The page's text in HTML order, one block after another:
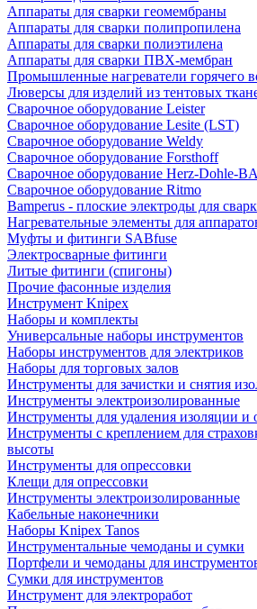
Аппараты для сварки геомембраны
Аппараты для сварки полипропилена
Аппараты для сварки полиэтилена
Аппараты для сварки ПВХ-мембран
Промышленные нагреватели горячего
Люверсы для изделий из тентовых
Сварочное оборудование Leister
Сварочное оборудование Lesite (LST)
Сварочное оборудование Weldy
Сварочное оборудование Forsthoff
Сварочное оборудование Herz-Dohle-
Сварочное оборудование Ritmo
Bamperus - плоские электроды для
Нагревательные элементы для
Муфты и фитинги SABfuse
Электросварные фитинги
Литые фитинги (спигоны)
Прочие фасонные изделия
Инструмент Knipex
Наборы и комплекты
Универсальные наборы инструментов
Наборы инструментов для электриков
Наборы для торговых залов
Инструменты для зачистки и снятия
Инструменты электроизолированные
Инструменты для удаления изоляции и
Инструменты с креплением для
высоты
Инструменты для опрессовки
Клещи для опрессовки
Инструменты электроизолированные
Кабельные наконечники
Наборы Knipex Tanos
Инструментальные чемоданы и сумки
Портфели и чемоданы для
Сумки для инструментов
Инструмент для электроработ